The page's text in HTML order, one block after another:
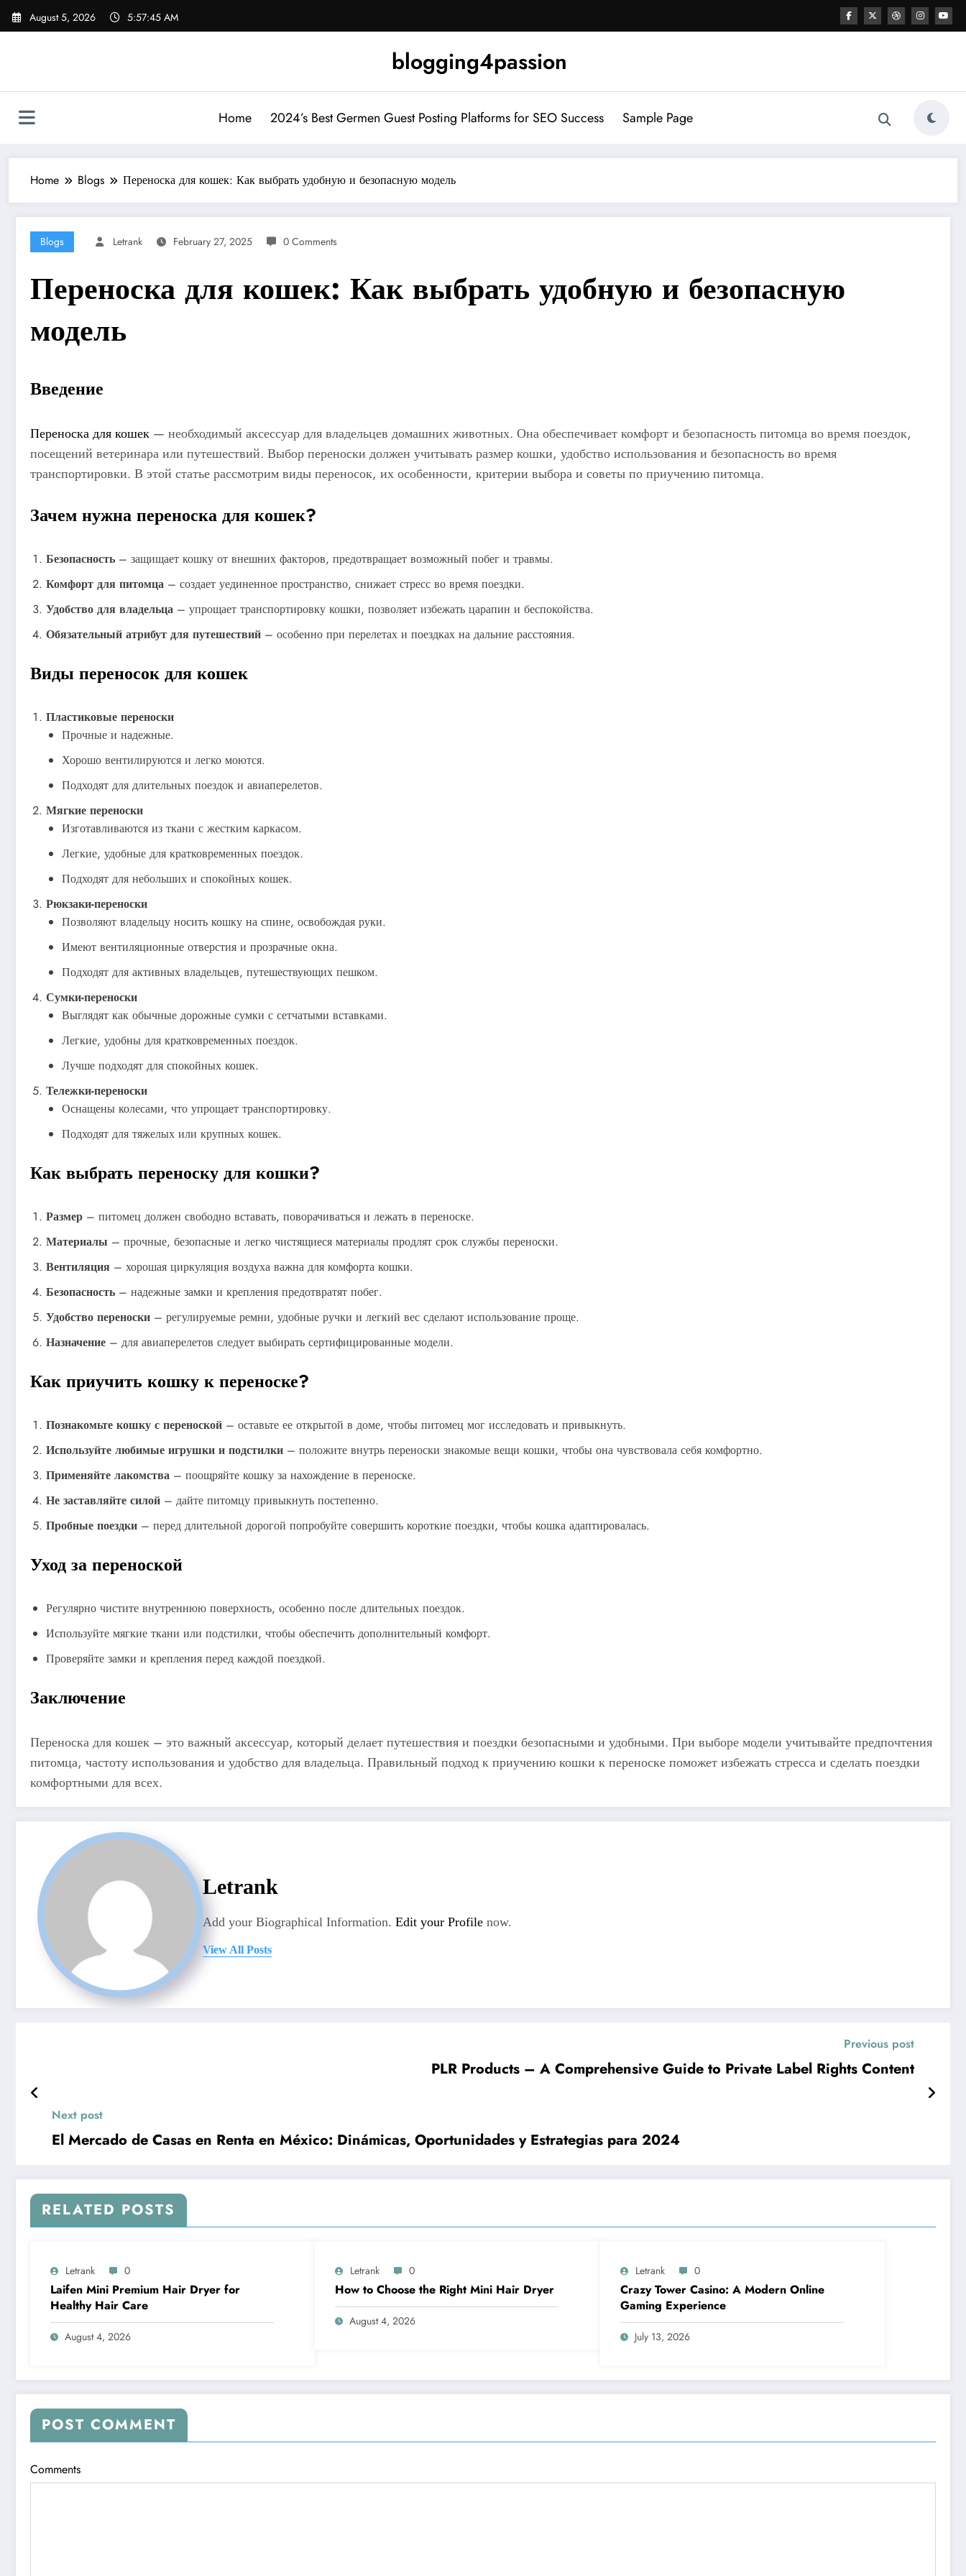
Skip
August 5, 2026 5:57:46 AM
blogging4passion
Home 2024’s Best Germen Guest Posting Platforms for SEO Success Sample Page
Home Blogs Переноска для кошек: Как выбрать удобную и безопасную модель
Blogs Letrank February 27, 2025 0 Comments
Переноска для кошек: Как выбрать удобную и безопасную
модель
Введение
Переноска для кошек — необходимый аксессуар для владельцев домашних животных. Она обеспечивает комфорт и безопасность питомца во время поездок,
посещений ветеринара или путешествий. Выбор переноски должен учитывать размер кошки, удобство использования и безопасность во время
транспортировки. В этой статье рассмотрим виды переносок, их особенности, критерии выбора и советы по приучению питомца.
Зачем нужна переноска для кошек?
Безопасность – защищает кошку от внешних факторов, предотвращает возможный побег и травмы.
Комфорт для питомца – создает уединенное пространство, снижает стресс во время поездки.
Удобство для владельца – упрощает транспортировку кошки, позволяет избежать царапин и беспокойства.
Обязательный атрибут для путешествий – особенно при перелетах и поездках на дальние расстояния.
Виды переносок для кошек
Пластиковые переноски
Прочные и надежные.
Хорошо вентилируются и легко моются.
Подходят для длительных поездок и авиаперелетов.
Мягкие переноски
Изготавливаются из ткани с жестким каркасом.
Легкие, удобные для кратковременных поездок.
Подходят для небольших и спокойных кошек.
Рюкзаки-переноски
Позволяют владельцу носить кошку на спине, освобождая руки.
Имеют вентиляционные отверстия и прозрачные окна.
Подходят для активных владельцев, путешествующих пешком.
Сумки-переноски
Выглядят как обычные дорожные сумки с сетчатыми вставками.
Легкие, удобны для кратковременных поездок.
Лучше подходят для спокойных кошек.
Тележки-переноски
Оснащены колесами, что упрощает транспортировку.
Подходят для тяжелых или крупных кошек.
Как выбрать переноску для кошки?
Размер – питомец должен свободно вставать, поворачиваться и лежать в переноске.
Материалы – прочные, безопасные и легко чистящиеся материалы продлят срок службы переноски.
Вентиляция – хорошая циркуляция воздуха важна для комфорта кошки.
Безопасность – надежные замки и крепления предотвратят побег.
Удобство переноски – регулируемые ремни, удобные ручки и легкий вес сделают использование проще.
Назначение – для авиаперелетов следует выбирать сертифицированные модели.
Как приучить кошку к переноске?
Познакомьте кошку с переноской – оставьте ее открытой в доме, чтобы питомец мог исследовать и привыкнуть.
Используйте любимые игрушки и подстилки – положите внутрь переноски знакомые вещи кошки, чтобы она чувствовала себя комфортно.
Применяйте лакомства – поощряйте кошку за нахождение в переноске.
Не заставляйте силой – дайте питомцу привыкнуть постепенно.
Пробные поездки – перед длительной дорогой попробуйте совершить короткие поездки, чтобы кошка адаптировалась.
Уход за переноской
Регулярно чистите внутреннюю поверхность, особенно после длительных поездок.
Используйте мягкие ткани или подстилки, чтобы обеспечить дополнительный комфорт.
Проверяйте замки и крепления перед каждой поездкой.
Заключение
Переноска для кошек – это важный аксессуар, который делает путешествия и поездки безопасными и удобными. При выборе модели учитывайте предпочтения
питомца, частоту использования и удобство для владельца. Правильный подход к приучению кошки к переноске поможет избежать стресса и сделать поездки
комфортными для всех.
Letrank
Add your Biographical Information. Edit your Profile now.
View All Posts
Previous post
PLR Products – A Comprehensive Guide to Private Label Rights Content
Next post
El Mercado de Casas en Renta en México: Dinámicas, Oportunidades y Estrategias para 2024
RELATED POSTS
Letrank 0
Laifen Mini Premium Hair Dryer for
Healthy Hair Care
August 4, 2026
Letrank 0
How to Choose the Right Mini Hair Dryer
August 4, 2026
Letrank 0
Crazy Tower Casino: A Modern Online
Gaming Experience
July 13, 2026
POST COMMENT
Comments